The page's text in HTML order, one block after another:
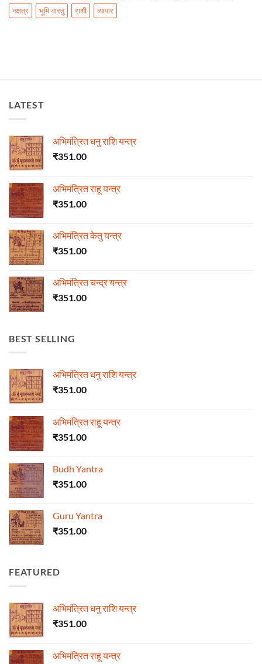
नक्षत्र
भूमि वास्तु राशी व्यापार
LATEST
अभिमंत्रित धनु राशि यन्त्र
₹351.00
अभिमंत्रित राहू यन्त्र
₹351.00
अभिमंत्रित केतु यन्त्र
₹351.00
अभिमंत्रित चन्द्र यन्त्र
₹351.00
BEST SELLING
अभिमंत्रित धनु राशि यन्त्र
₹351.00
अभिमंत्रित राहू यन्त्र
₹351.00
Budh Yantra
₹351.00
Guru Yantra
₹351.00
FEATURED
अभिमंत्रित धनु राशि यन्त्र
₹351.00
अभिमंत्रित राहू यन्त्र